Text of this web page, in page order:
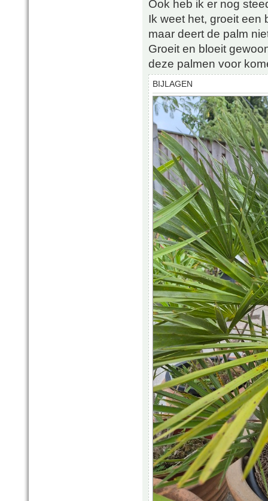
Ook heb ik er nog
Ik weet het, groeit een
maar deert de palm
Groeit en bloeit
deze palmen voor
BIJLAGEN